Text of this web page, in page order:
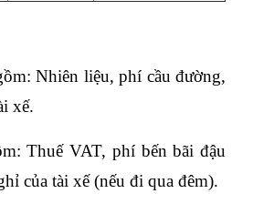
Nhiên liệu, phí cầu đường,
xế.
Thuế VAT, phí bến bãi đậu
của tài xế (nếu đi qua đêm).